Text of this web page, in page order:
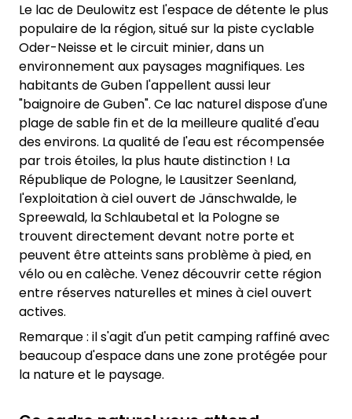
Le lac de Deulowitz est l'espace de détente le plus
populaire de la région, situé sur la piste cyclable
Oder-Neisse et le circuit minier, dans un
environnement aux paysages magnifiques. Les
habitants de Guben l'appellent aussi leur
"baignoire de Guben". Ce lac naturel dispose d'une
plage de sable fin et de la meilleure qualité d'eau
des environs. La qualité de l'eau est récompensée
par trois étoiles, la plus haute distinction ! La
République de Pologne, le Lausitzer Seenland,
l'exploitation à ciel ouvert de Jänschwalde, le
Spreewald, la Schlaubetal et la Pologne se
trouvent directement devant notre porte et
peuvent être atteints sans problème à pied, en
vélo ou en calèche. Venez découvrir cette région
entre réserves naturelles et mines à ciel ouvert
actives.
Remarque : il s'agit d'un petit camping raffiné avec
beaucoup d'espace dans une zone protégée pour
la nature et le paysage.